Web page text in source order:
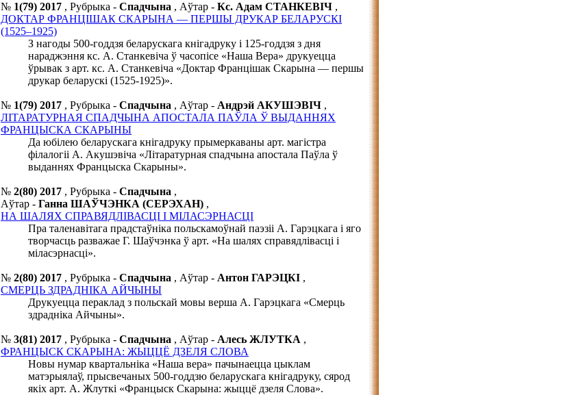
№ 1(79) 2017 , Рубрыка - Спадчына , Аўтар - Кс. Адам СТАНКЕВІЧ ,
ДОКТАР ФРАНЦІШАК СКАРЫНА — ПЕРШЫ ДРУКАР БЕЛАРУСКІ
(1525–1925)
З нагоды 500-годдзя беларускага кнігадруку і 125-годдзя з дня
нараджэння кс. А. Станкевіча ў часопісе «Наша Вера» друкуецца
ўрывак з арт. кс. А. Станкевіча «Доктар Францішак Скарына — першы
друкар беларускі (1525-1925)».
№ 1(79) 2017 , Рубрыка - Спадчына , Аўтар - Андрэй АКУШЭВІЧ ,
ЛІТАРАТУРНАЯ СПАДЧЫНА АПОСТАЛА ПАЎЛА Ў ВЫДАННЯХ
ФРАНЦЫСКА СКАРЫНЫ
Да юбілею беларускага кнігадруку прымеркаваны арт. магістра
філалогіі А. Акушэвіча «Літаратурная спадчына апостала Паўла ў
выданнях Францыска Скарыны».
№ 2(80) 2017 , Рубрыка - Спадчына ,
Аўтар - Ганна ШАЎЧЭНКА (СЕРЭХАН) ,
НА ШАЛЯХ СПРАВЯДЛІВАСЦІ І МІЛАСЭРНАСЦІ
Пра таленавітага прадстаўніка польскамоўнай паэзіі А. Гарэцкага і яго
творчасць разважае Г. Шаўчэнка ў арт. «На шалях справядлівасці і
міласэрнасці».
№ 2(80) 2017 , Рубрыка - Спадчына , Аўтар - Антон ГАРЭЦКІ ,
СМЕРЦЬ ЗДРАДНІКА АЙЧЫНЫ
Друкуецца пераклад з польскай мовы верша А. Гарэцкага «Смерць
здрадніка Айчыны».
№ 3(81) 2017 , Рубрыка - Спадчына , Аўтар - Алесь ЖЛУТКА ,
ФРАНЦЫСК СКАРЫНА: ЖЫЦЦЁ ДЗЕЛЯ СЛОВА
Новы нумар квартальніка «Наша вера» пачынаецца цыклам
матэрыялаў, прысвечаных 500-годдзю беларускага кнігадруку, сярод
якіх арт. А. Жлуткі «Францыск Скарына: жыццё дзеля Слова».